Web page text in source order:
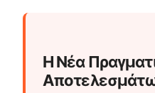
Η Νέα